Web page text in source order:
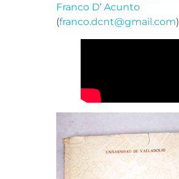
Franco D’ Acunto
(franco.dcnt@gmail.com)